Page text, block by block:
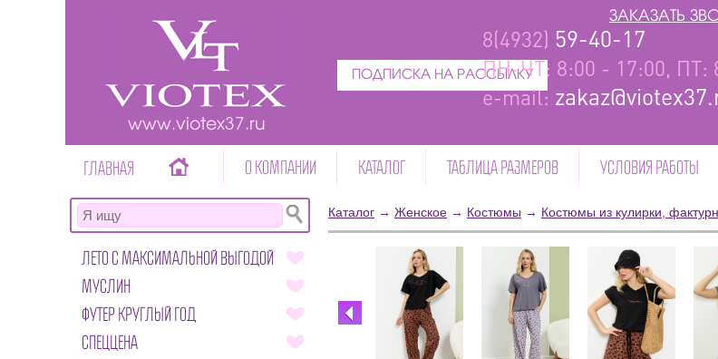
www.viotex37.ru
ПОДПИСКА НА РАССЫЛКУ
8(4932) 59-40-17
ПН-ЧТ: 8:00 - 17:00, ПТ:
e-mail:
ЗАКАЗАТЬ
ГЛАВНАЯ О КОМПАНИИ КАТАЛОГ ТАБЛИЦА РАЗМЕРОВ УСЛОВИЯ РАБОТЫ
ЛЕТО С МАКСИМАЛЬНОЙ ВЫГОДОЙ
МУСЛИН
ФУТЕР КРУГЛЫЙ ГОД
СПЕЦЦЕНА
Каталог → Женское → Костюмы → Костюмы из кулирки,